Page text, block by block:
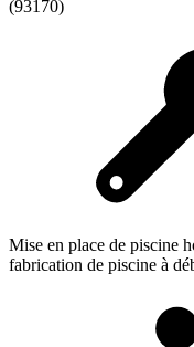
(93170)
Mise en place de piscine
fabrication de piscine à